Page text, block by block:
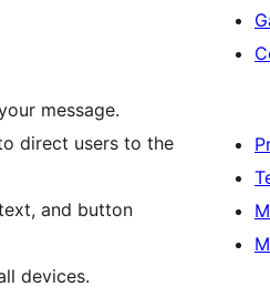
message.
direct users to the
and button
devices.